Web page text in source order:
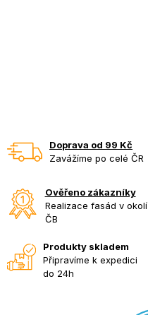
Doprava od 99 Kč
Zavážíme po celé ČR
Ověřeno zákazníky
Realizace fasád v okolí
ČB
Produkty skladem
Připravíme k expedici
do 24h